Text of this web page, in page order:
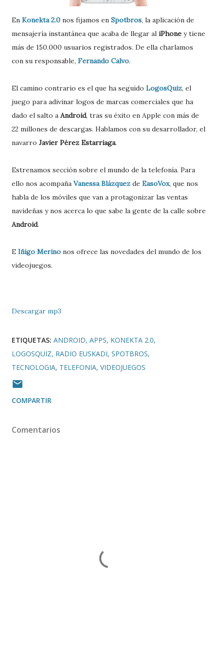
En Konekta 2.0 nos fijamos en Spotbros, la aplicación de
mensajería instantánea que acaba de llegar al iPhone y tiene
más de 150.000 usuarios registrados. De ella charlamos
con su responsable, Fernando Calvo.
El camino contrario es el que ha seguido LogosQuiz, el
juego para adivinar logos de marcas comerciales que ha
dado el salto a Android, tras su éxito en Apple con más de
22 millones de descargas. Hablamos con su desarrollador, el
navarro Javier Pérez Estarriaga.
Estrenamos sección sobre el mundo de la telefonía. Para
ello nos acompaña Vanessa Blázquez de EasoVox, que nos
habla de los móviles que van a protagonizar las ventas
navideñas y nos acerca lo que sabe la gente de la calle sobre
Android.
E Iñigo Merino nos ofrece las novedades del mundo de los
videojuegos.
Descargar mp3
ETIQUETAS: ANDROID APPS KONEKTA 2.0
LOGOSQUIZ RADIO EUSKADI SPOTBROS
TECNOLOGIA TELEFONIA VIDEOJUEGOS
COMPARTIR
Comentarios